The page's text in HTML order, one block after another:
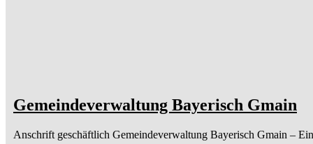
Gemeindeverwaltung Bayerisch Gmain
Anschrift geschäftlich Gemeindeverwaltung Bayerisch Gmain –